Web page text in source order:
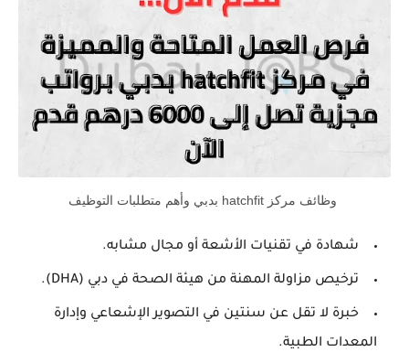
وظائف مركز hatchfit بدبي وأهم متطلبات التوظيف
شهادة في تقنيات الأشعة أو مجال مشابه.
ترخيص مزاولة المهنة من هيئة الصحة في دبي (DHA).
خبرة لا تقل عن سنتين في التصوير الإشعاعي وإدارة
المعدات الطبية.